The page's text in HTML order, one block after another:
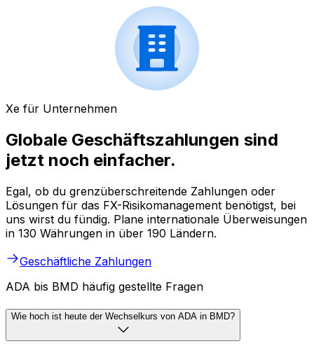
Xe für Unternehmen
Globale Geschäftszahlungen sind
jetzt noch einfacher.
Egal, ob du grenzüberschreitende Zahlungen oder
Lösungen für das FX-Risikomanagement benötigst, bei
uns wirst du fündig. Plane internationale Überweisungen
in 130 Währungen in über 190 Ländern.
Geschäftliche Zahlungen
ADA bis BMD häufig gestellte Fragen
Wie hoch ist heute der Wechselkurs von ADA in BMD?